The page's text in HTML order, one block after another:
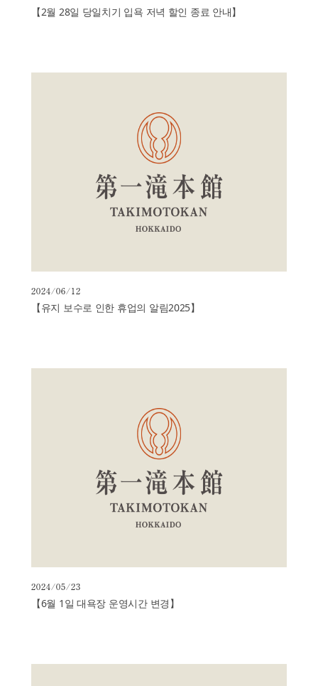
【2월 28일 당일치기 입욕 저녁 할인 종료 안내】
2024/06/12
【유지 보수로 인한 휴업의 알림2025】
2024/05/23
【6월 1일 대욕장 운영시간 변경】